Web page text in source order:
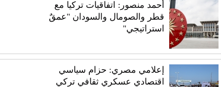
أحمد منصور: اتفاقيات تركيا مع
قطر والصومال والسودان "عمقٌ
استراتيجي"
إعلامي مصري: حزام سياسي
اقتصادي عسكري ثقافي تركي